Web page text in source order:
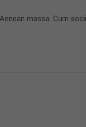
massa. Cum